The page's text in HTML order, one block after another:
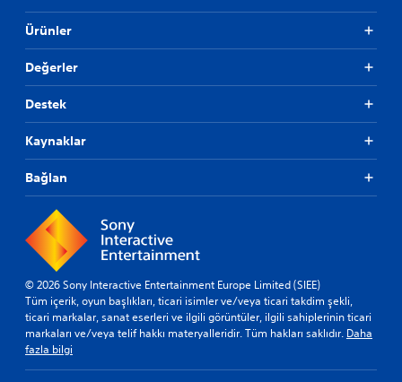
Ürünler
Değerler
Destek
Kaynaklar
Bağlan
© 2026 Sony Interactive Entertainment Europe Limited (SIEE)
Tüm içerik, oyun başlıkları, ticari isimler ve/veya ticari takdim şekli,
ticari markalar, sanat eserleri ve ilgili görüntüler, ilgili sahiplerinin ticari
markaları ve/veya telif hakkı materyalleridir. Tüm hakları saklıdır. Daha
fazla bilgi